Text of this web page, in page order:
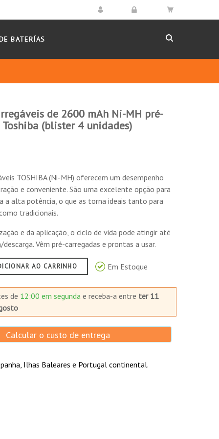
BATERÍAS
de 2600 mAh Ni-MH pré-
(blister 4 unidades)
TOSHIBA (Ni-MH) oferecem um desempenho
e conveniente. São uma excelente opção para
a alta potência, o que as torna ideais tanto para
tradicionais.
e da aplicação, o ciclo de vida pode atingir até
Vêm pré-carregadas e prontas a usar.
AO CARRINHO Em Estoque
de 12:00 em segunda e receba-a entre ter 11
Calcular o custo de entrega
Ilhas Baleares e Portugal continental.
de barbear, máquinas de escritório, luzes,